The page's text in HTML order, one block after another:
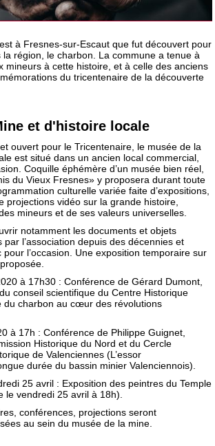
à Fresnes-sur-Escaut que fut découvert pour
région, le charbon. La commune a tenue à
mineurs à cette histoire, et à celle des anciens
du tricentenaire de la découverte
et d'histoire locale
ouvert pour le Tricentenaire, le musée de la
est situé dans un ancien local commercial,
Coquille éphémère d’un musée bien réel,
du Vieux Fresnes» y proposera durant toute
culturelle variée faite d’expositions,
projections vidéo sur la grande histoire,
mineurs et de ses valeurs universelles.
notamment les documents et objets
par l’association depuis des décennies et
l’occasion. Une exposition temporaire sur
à 17h30 : Conférence de Gérard Dumont,
conseil scientifique du Centre Historique
du charbon au cœur des révolutions
à 17h : Conférence de Philippe Guignet,
Historique du Nord et du Cercle
de Valenciennes (L’essor
durée du bassin minier Valenciennois).
25 avril : Exposition des peintres du Temple
le vendredi 25 avril à 18h).
conférences, projections seront
au sein du musée de la mine.